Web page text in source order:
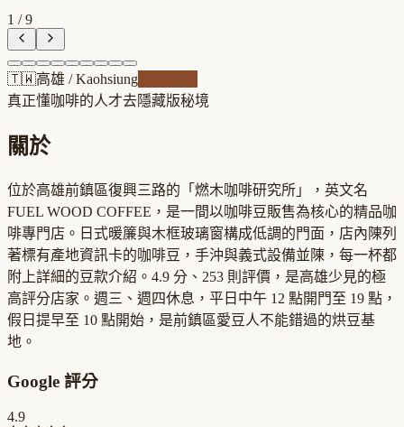
1 /9
🇹🇼高雄 /Kaohsiung
真正懂咖啡的人才去隱藏版秘境
關於
位於高雄前鎮區復興三路的「燃木咖啡研究所」，英文名
FUEL WOOD COFFEE，是一間以咖啡豆販售為核心的精品咖
啡專門店。日式暖簾與木框玻璃窗構成低調的門面，店內陳列
著標有產地資訊卡的咖啡豆，手沖與義式設備並陳，每一杯都
附上詳細的豆款介紹。4.9 分、253 則評價，是高雄少見的極
高評分店家。週三、週四休息，平日中午 12 點開門至 19 點，
假日提早至 10 點開始，是前鎮區愛豆人不能錯過的烘豆基
地。
Google 評分
4.9